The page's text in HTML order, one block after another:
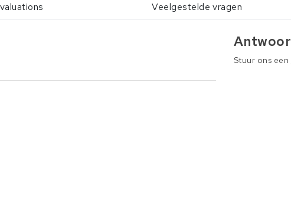
Veelgestelde vragen
Stuur ons een